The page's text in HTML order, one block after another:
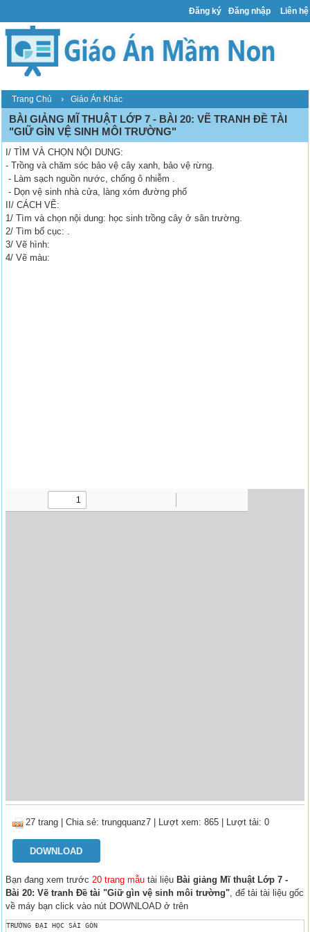
Đăng ký Đăng nhập Liên hệ
Trang Chủ › Giáo Án Khác
BÀI GIẢNG MĨ THUẬT LỚP 7 - BÀI 20: VẼ TRANH ĐỀ TÀI
"GIỮ GÌN VỆ SINH MÔI TRƯỜNG"
I/ TÌM VÀ CHỌN NỘI DUNG:
- Trồng và chăm sóc bảo vệ cây xanh, bảo vệ rừng.
- Làm sạch nguồn nước, chống ô nhiễm .
- Dọn vệ sinh nhà cửa, làng xóm đường phố
II/ CÁCH VẼ:
1/ Tìm và chọn nội dung: học sinh trồng cây ở sân trường.
2/ Tìm bố cục: .
3/ Vẽ hình:
4/ Vẽ màu:
27 trang |Chia sẻ:trungquanz7 | Lượt xem: 865 | Lượt tải: 0
DOWNLOAD
Bạn đang xem trước20 trang mẫu tài liệu Bài giảng Mĩ thuật Lớp 7 -
Bài 20: Vẽ tranh Đề tài "Giữ gìn vệ sinh môi trường", để tải tài liệu gốc
về máy bạn click vào nút DOWNLOAD ở trên
TRƯỜNG ĐẠI HỌC SÀI GÒN